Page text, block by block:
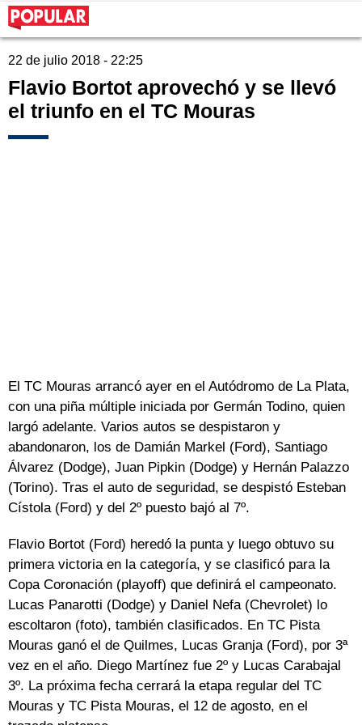
22 de julio 2018 - 22:25
Flavio Bortot aprovechó y se llevó
el triunfo en el TC Mouras
El TC Mouras arrancó ayer en el Autódromo de La Plata,
con una piña múltiple iniciada por Germán Todino, quien
largó adelante. Varios autos se despistaron y
abandonaron, los de Damián Markel (Ford), Santiago
Álvarez (Dodge), Juan Pipkin (Dodge) y Hernán Palazzo
(Torino). Tras el auto de seguridad, se despistó Esteban
Cístola (Ford) y del 2º puesto bajó al 7º.
Flavio Bortot (Ford) heredó la punta y luego obtuvo su
primera victoria en la categoría, y se clasificó para la
Copa Coronación (playoff) que definirá el campeonato.
Lucas Panarotti (Dodge) y Daniel Nefa (Chevrolet) lo
escoltaron (foto), también clasificados. En TC Pista
Mouras ganó el de Quilmes, Lucas Granja (Ford), por 3ª
vez en el año. Diego Martínez fue 2º y Lucas Carabajal
3º. La próxima fecha cerrará la etapa regular del TC
Mouras y TC Pista Mouras, el 12 de agosto, en el